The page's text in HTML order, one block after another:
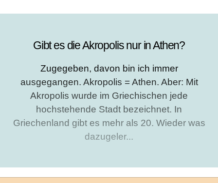
Gibt es die Akropolis nur in Athen?
Zugegeben, davon bin ich immer
ausgegangen. Akropolis = Athen. Aber: Mit
Akropolis wurde im Griechischen jede
hochstehende Stadt bezeichnet. In
Griechenland gibt es mehr als 20. Wieder was
dazugeler...